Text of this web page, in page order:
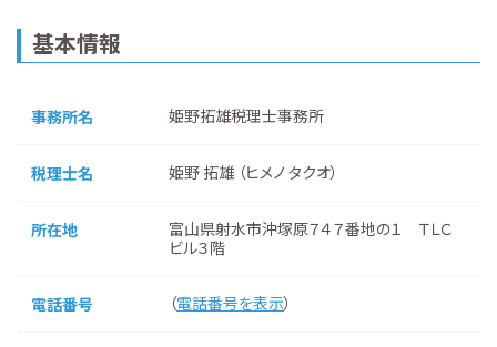
基本情報
事務所名 姫野拓雄税理士事務所
税理士名 姫野 拓雄 （ヒメノ タクオ）
所在地
富山県射水市沖塚原７４７番地の１ ＴＬＣ
ビル３階
電話番号 （電話番号を表示）